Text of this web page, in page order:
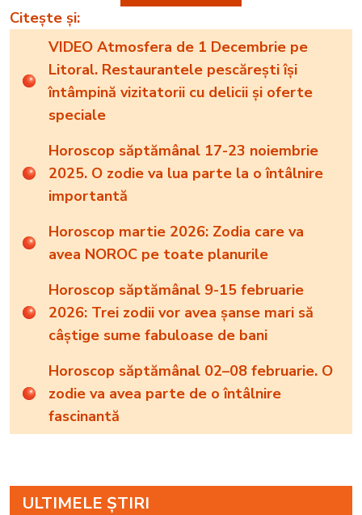
Citește și:
VIDEO Atmosfera de 1 Decembrie pe
Litoral. Restaurantele pescărești își
întâmpină vizitatorii cu delicii și oferte
speciale
Horoscop săptămânal 17-23 noiembrie
2025. O zodie va lua parte la o întâlnire
importantă
Horoscop martie 2026: Zodia care va
avea NOROC pe toate planurile
Horoscop săptămânal 9-15 februarie
2026: Trei zodii vor avea șanse mari să
câștige sume fabuloase de bani
Horoscop săptămânal 02–08 februarie. O
zodie va avea parte de o întâlnire
fascinantă
ULTIMELE ȘTIRI